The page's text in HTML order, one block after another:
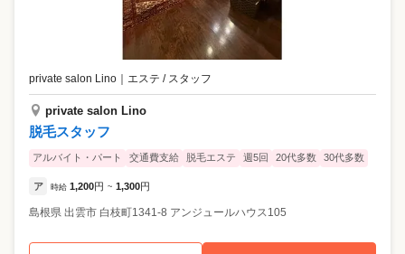
private salon Lino ｜ エステ / スタッフ
private salon Lino
脱毛スタッフ
アルバイト・パート 交通費支給 脱毛エステ 週5回 20代多数 30代多数
ア 時給 1,200円 ~ 1,300円
島根県 出雲市 白枝町1341-8 アンジュールハウス105